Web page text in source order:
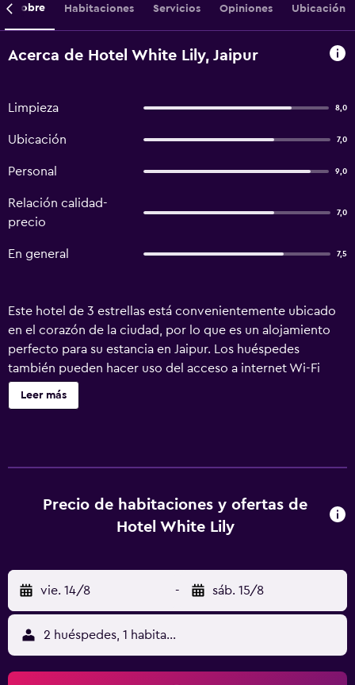
Sobre Habitaciones Servicios Opiniones Ubicación
Acerca de Hotel White Lily, Jaipur
Limpieza 8,0
Ubicación 7,0
Personal 9,0
Relación calidad-
precio
7,0
En general 7,5
Este hotel de 3 estrellas está convenientemente ubicado
en el corazón de la ciudad, por lo que es un alojamiento
perfecto para su estancia en Jaipur. Los huéspedes
también pueden hacer uso del acceso a internet Wi-Fi
gratuito. Hotel White Lily pone a su disposición recepción
24 horas, registros de entrada y salida exprés y un servicio
de todas las comodidades necesarias para asegurarte una
estancia cómoda. Todas ellas disponen de acceso a
buen lugar para disfrutar de sus comidas, pero que
prefieran quedarse cerca del alojamiento, en la misma
propiedad tienen a su disposición un restaurante, que
abre todos los días para comer y cenar. El establecimiento
ofrece una base estupenda para visitar lugares de interés
cercanos, como Amer Fort, además de para disfrutar de
Leer más
Precio de habitaciones y ofertas de
Hotel White Lily
vie. 14/8 - sáb. 15/8
2 huéspedes, 1 habitación